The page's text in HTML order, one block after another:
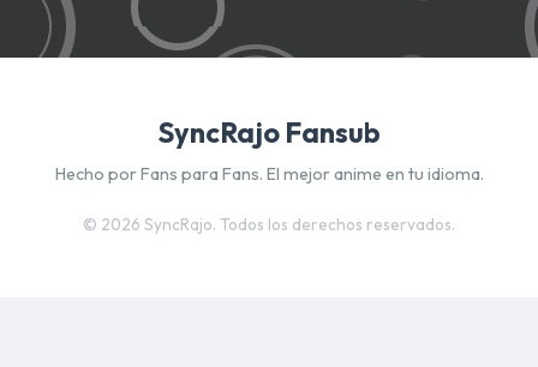
SyncRajo Fansub
Hecho por Fans para Fans. El mejor anime en tu idioma.
© 2026 SyncRajo. Todos los derechos reservados.